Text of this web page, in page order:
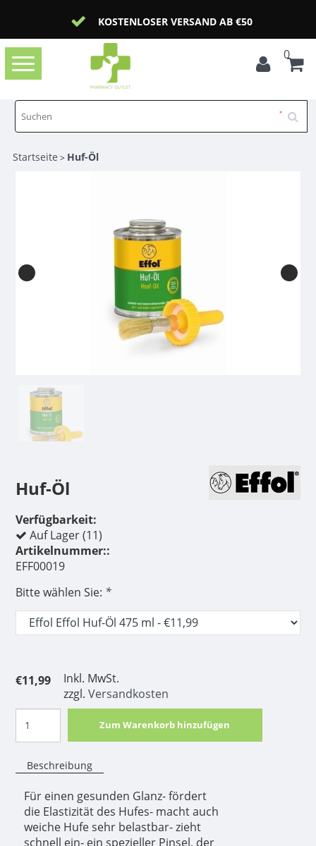
KOSTENLOSER VERSAND AB €50
Toggle
navigation
0
Startseite > Huf-Öl
Huf-Öl
Verfügbarkeit:
Auf Lager (11)
Artikelnummer::
EFF00019
Bitte wählen Sie: *
€11,99
Inkl. MwSt.
zzgl. Versandkosten
Zum Warenkorb hinzufügen
Beschreibung
Für einen gesunden Glanz- fördert
die Elastizität des Hufes- macht auch
weiche Hufe sehr belastbar- zieht
schnell ein- ein spezieller Pinsel, der